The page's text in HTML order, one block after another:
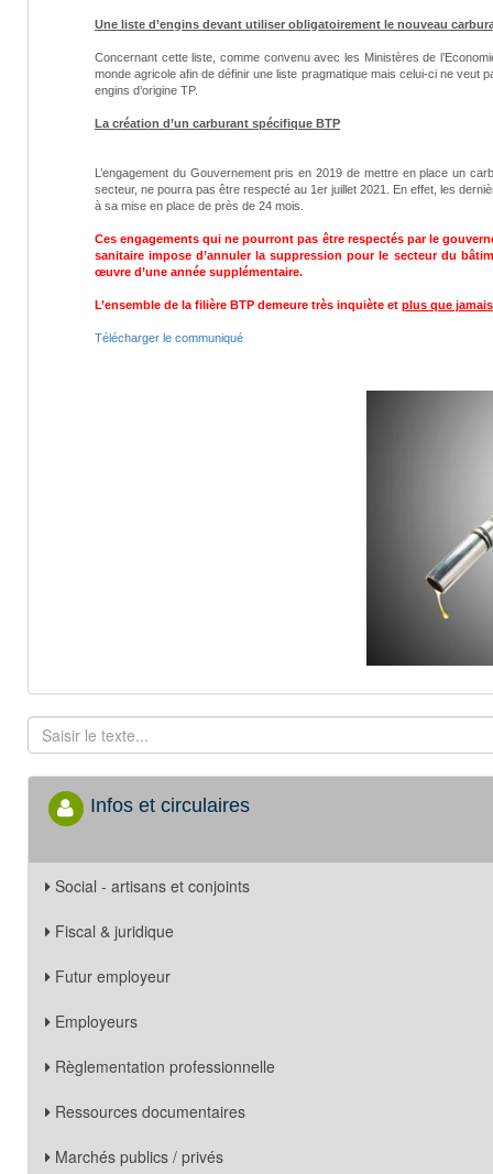
Une liste d’engins devant utiliser obligatoirement le nouveau
Concernant cette liste, comme convenu avec les Ministères de
monde agricole afin de définir une liste pragmatique mais celui-ci ne
engins d’origine TP.
La création d’un carburant spécifique BTP
L’engagement du Gouvernement pris en 2019 de mettre en place un
secteur, ne pourra pas être respecté au 1er juillet 2021. En effet, les
à sa mise en place de près de 24 mois.
Ces engagements qui ne pourront pas être respectés par le
sanitaire impose d’annuler la suppression pour le secteur du
œuvre d’une année supplémentaire.
L’ensemble de la filière BTP demeure très inquiète et plus que
Télécharger le communiqué
Infos et circulaires
Social - artisans et conjoints
Fiscal & juridique
Futur employeur
Employeurs
Règlementation professionnelle
Ressources documentaires
Marchés publics / privés